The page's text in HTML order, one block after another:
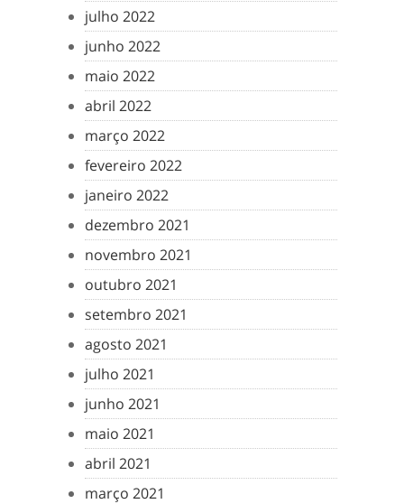
julho 2022
junho 2022
maio 2022
abril 2022
março 2022
fevereiro 2022
janeiro 2022
dezembro 2021
novembro 2021
outubro 2021
setembro 2021
agosto 2021
julho 2021
junho 2021
maio 2021
abril 2021
março 2021